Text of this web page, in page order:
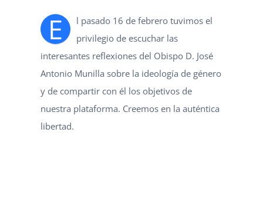
E
l pasado 16 de febrero tuvimos el
privilegio de escuchar las
interesantes reflexiones del Obispo D. José
Antonio Munilla sobre la ideología de género
y de compartir con él los objetivos de
nuestra plataforma. Creemos en la auténtica
libertad.